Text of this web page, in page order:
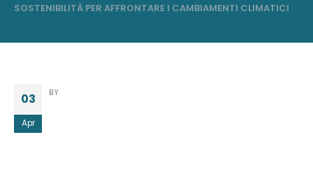
SOSTENIBILITÀ PER AFFRONTARE I CAMBIAMENTI CLIMATICI
03
Apr
BY